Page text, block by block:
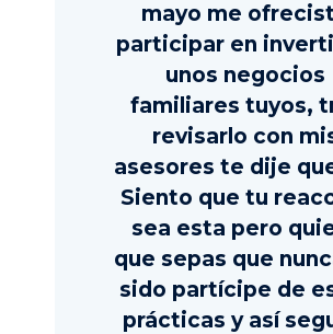
mayo me
participar en
unos negocios
familiares tuyos,
revisarlo con
asesores te dije
Siento que tu
sea esta pero
que sepas que
sido partícipe de
prácticas y así